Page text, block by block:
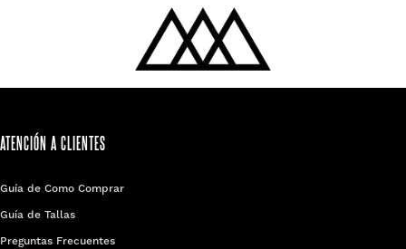
ATENCIÓN A CLIENTES
Guía de Como Comprar
Guía de Tallas
Preguntas Frecuentes